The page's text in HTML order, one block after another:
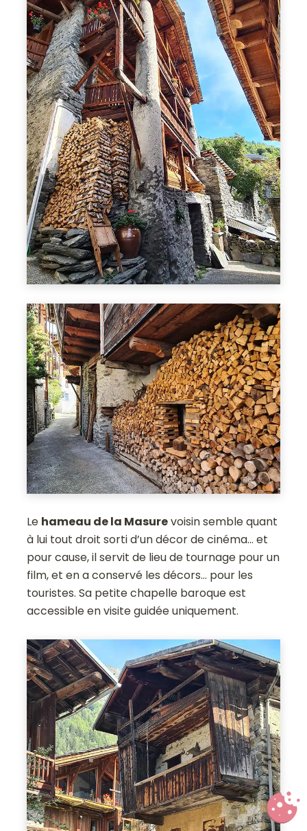
Le hameau de la Masurevoisin semble quant
à lui tout droit sorti d’un décor de cinéma… et
pour cause, il servit de lieu de tournage pour un
film, et en a conservé les décors… pour les
touristes. Sa petite chapelle baroque est
accessible en visite guidée uniquement.